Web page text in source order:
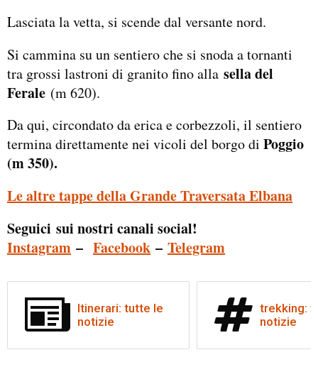
Lasciata la vetta, si scende dal versante nord.
Si cammina su un sentiero che si snoda a tornanti
tra grossi lastroni di granito fino alla sella del
Ferale (m 620).
Da qui, circondato da erica e corbezzoli, il sentiero
termina direttamente nei vicoli del borgo di Poggio
(m 350).
Le altre tappe della Grande Traversata Elbana
Seguici sui nostri canali social!
Instagram – Facebook – Telegram
Itinerari: tutte le
notizie
trekking:
notizie